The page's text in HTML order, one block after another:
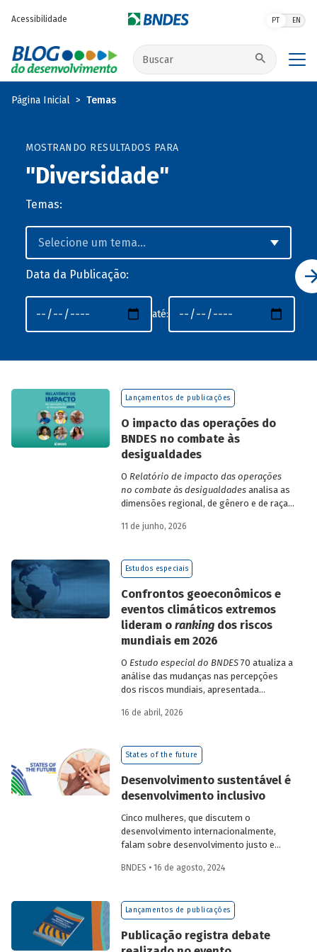
Acessibilidade PT EN
Buscar no site
Página Inicial Temas
MOSTRANDO RESULTADOS PARA
"Diversidade"
Temas:
Data da Publicação:
até:
Lançamentos de publicações
O impacto das operações do
BNDES no combate às
desigualdades
O Relatório de impacto das operações
no combate às desigualdadesanalisa as
dimensões regional, de gênero e de raça,
desigualdade de renda no Brasil, no
BNDES.
11 de junho, 2026
Estudos especiais
Confrontos geoeconômicos e
eventos climáticos extremos
lideram o ranking dos riscos
mundiais em 2026
O Estudo especial do BNDES70 atualiza a
análise das mudanças nas percepções
dos riscos mundiais, apresentada
dos relatórios Global Risks Report (GRR)
pesquisas de avaliação dos riscos
mundiais para o ano em curso e para dois
16 de abril, 2026
States of the future
Desenvolvimento sustentável é
desenvolvimento inclusivo
Cinco mulheres, que discutem o
desenvolvimento internacionalmente,
falam sobre desenvolvimento justo e
contemporâneos.
BNDES • 16 de agosto, 2024
Lançamentos de publicações
Publicação registra debate